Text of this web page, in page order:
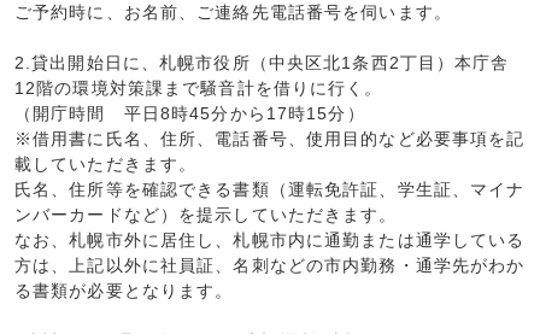
ご予約時に、お名前、ご連絡先電話番号を伺います。
2.貸出開始日に、札幌市役所（中央区北1条西2丁目）本庁舎
12階の環境対策課まで騒音計を借りに行く。
（開庁時間 平日8時45分から17時15分）
※借用書に氏名、住所、電話番号、使用目的など必要事項を記
載していただきます。
氏名、住所等を確認できる書類（運転免許証、学生証、マイナ
ンバーカードなど）を提示していただきます。
なお、札幌市外に居住し、札幌市内に通勤または通学している
方は、上記以外に社員証、名刺などの市内勤務・通学先がわか
る書類が必要となります。